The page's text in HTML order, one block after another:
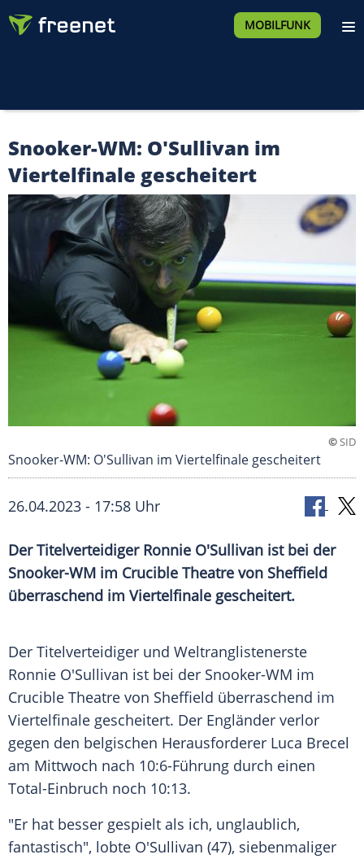
MOBILFUNK
Snooker-WM: O'Sullivan im
Viertelfinale gescheitert
©SID
Snooker-WM: O'Sullivan im Viertelfinale gescheitert
26.04.2023 - 17:58 Uhr
Der Titelverteidiger Ronnie O'Sullivan ist bei der
Snooker-WM im Crucible Theatre von Sheffield
überraschend im Viertelfinale gescheitert.
Der Titelverteidiger und Weltranglistenerste
Ronnie O'Sullivan ist bei der Snooker-WM im
Crucible Theatre von Sheffield überraschend im
Viertelfinale gescheitert. Der Engländer verlor
gegen den belgischen Herausforderer Luca Brecel
am Mittwoch nach 10:6-Führung durch einen
Total-Einbruch noch 10:13.
"Er hat besser gespielt als ich, unglaublich,
fantastisch", lobte O'Sullivan (47), siebenmaliger